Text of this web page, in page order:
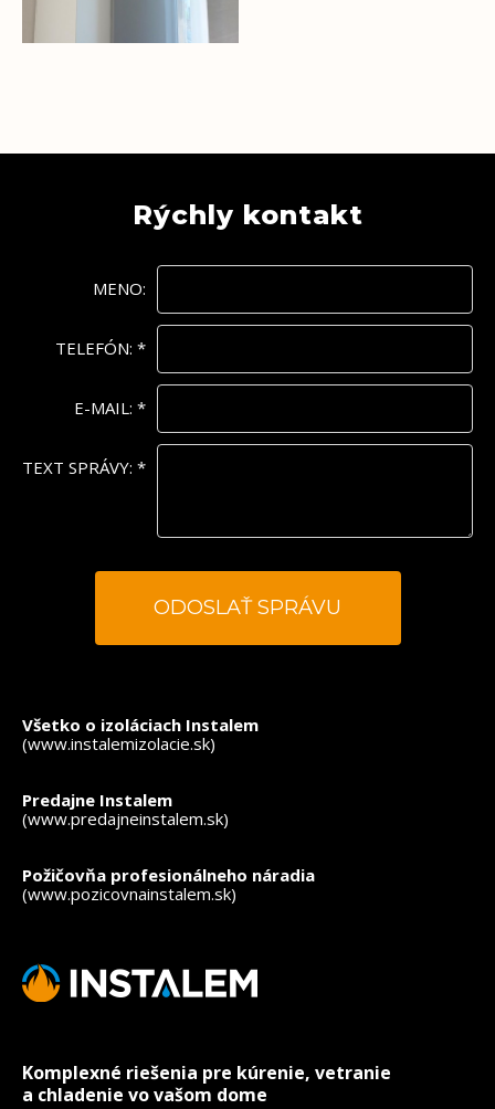
Komplexné riešenia pre kúrenie, vetranie
a chladenie vo vašom dome
Rýchly kontakt
MENO:
TELEFÓN: *
E-MAIL: *
TEXT SPRÁVY: *
Všetko o izoláciach Instalem
(www.instalemizolacie.sk)
Predajne Instalem
(www.predajneinstalem.sk)
Požičovňa profesionálneho náradia
(www.pozicovnainstalem.sk)